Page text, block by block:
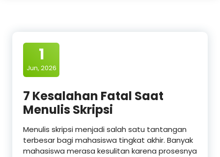
1
Jun, 2026
7 Kesalahan Fatal Saat
Menulis Skripsi
Menulis skripsi menjadi salah satu tantangan
terbesar bagi mahasiswa tingkat akhir. Banyak
mahasiswa merasa kesulitan karena prosesnya